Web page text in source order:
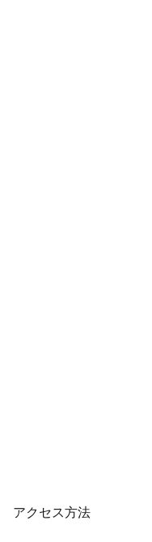
アクセス方法